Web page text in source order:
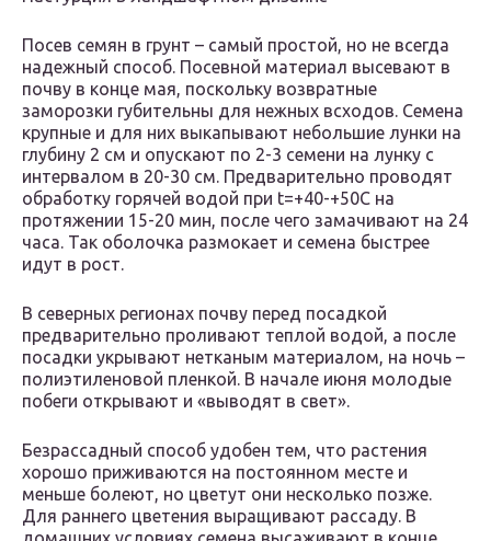
Посев семян в грунт – самый простой, но не всегда
надежный способ. Посевной материал высевают в
почву в конце мая, поскольку возвратные
заморозки губительны для нежных всходов. Семена
крупные и для них выкапывают небольшие лунки на
глубину 2 см и опускают по 2-3 семени на лунку с
интервалом в 20-30 см. Предварительно проводят
обработку горячей водой при t=+40-+50С на
протяжении 15-20 мин, после чего замачивают на 24
часа. Так оболочка размокает и семена быстрее
идут в рост.
В северных регионах почву перед посадкой
предварительно проливают теплой водой, а после
посадки укрывают нетканым материалом, на ночь –
полиэтиленовой пленкой. В начале июня молодые
побеги открывают и «выводят в свет».
Безрассадный способ удобен тем, что растения
хорошо приживаются на постоянном месте и
меньше болеют, но цветут они несколько позже.
Для раннего цветения выращивают рассаду. В